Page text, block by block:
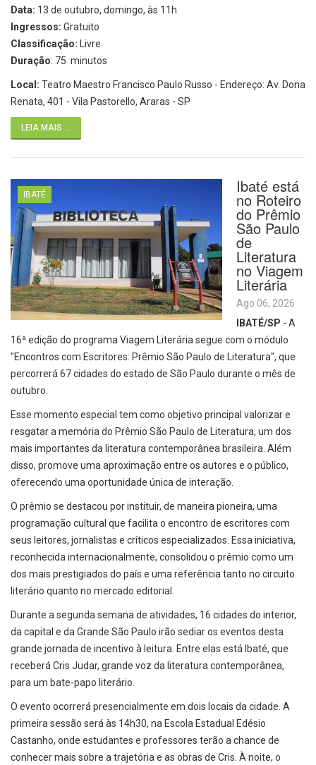
Data: 13 de outubro, domingo, às 11h
Ingressos: Gratuito
Classificação:
Livre
Duração: 75 minutos
Local: Teatro Maestro Francisco Paulo Russo - Endereço: Av. Dona
Renata, 401 - Vila Pastorello, Araras - SP
LEIA MAIS ...
IBATÉ Ibaté está
no Roteiro
do Prêmio
São Paulo
de
Literatura
no Viagem
Literária
Ago 06, 2026
IBATÉ/SP - A
16ª edição do programa Viagem Literária segue com o módulo
"Encontros com Escritores: Prêmio São Paulo de Literatura", que
percorrerá 67 cidades do estado de São Paulo durante o mês de
outubro.
Esse momento especial tem como objetivo principal valorizar e
resgatar a memória do Prêmio São Paulo de Literatura, um dos
mais importantes da literatura contemporânea brasileira. Além
disso, promove uma aproximação entre os autores e o público,
oferecendo uma oportunidade única de interação.
O prêmio se destacou por instituir, de maneira pioneira, uma
programação cultural que facilita o encontro de escritores com
seus leitores, jornalistas e críticos especializados. Essa iniciativa,
reconhecida internacionalmente, consolidou o prêmio como um
dos mais prestigiados do país e uma referência tanto no circuito
literário quanto no mercado editorial.
Durante a segunda semana de atividades, 16 cidades do interior,
da capital e da Grande São Paulo irão sediar os eventos desta
grande jornada de incentivo à leitura. Entre elas está Ibaté, que
receberá Cris Judar, grande voz da literatura contemporânea,
para um bate-papo literário.
O evento ocorrerá presencialmente em dois locais da cidade. A
primeira sessão será às 14h30, na Escola Estadual Edésio
Castanho, onde estudantes e professores terão a chance de
conhecer mais sobre a trajetória e as obras de Cris. À noite, o